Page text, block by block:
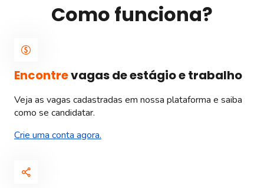
Como funciona?
Encontrevagas de estágio e trabalho
Veja as vagas cadastradas em nossa plataforma e saiba
como se candidatar.
Crie uma conta agora.